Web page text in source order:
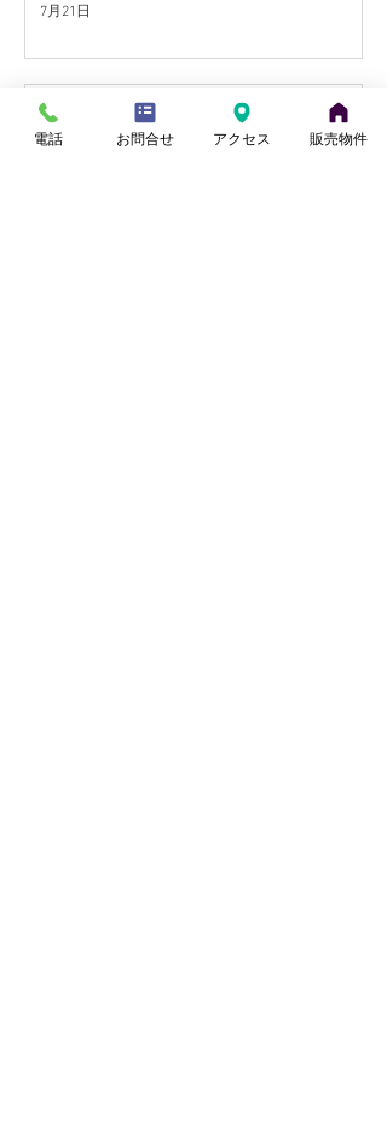
7月21日
【北本市中丸・国道17号至近】リ
フォーム住宅｜9月販売予定
電話 お問合せ アクセス 販売物件